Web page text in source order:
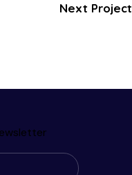
Next Project